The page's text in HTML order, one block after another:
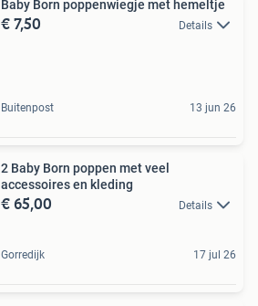
Baby Born poppenwiegje met hemeltje
€ 7,50 Details
Buitenpost 13 jun 26
2 Baby Born poppen met veel
accessoires en kleding
€ 65,00 Details
Gorredijk 17 jul 26